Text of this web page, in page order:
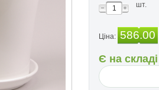
шт.
Ціна: 586.00
Є на складі